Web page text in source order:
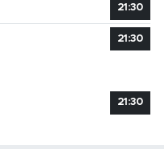
21:30
21:30
21:30